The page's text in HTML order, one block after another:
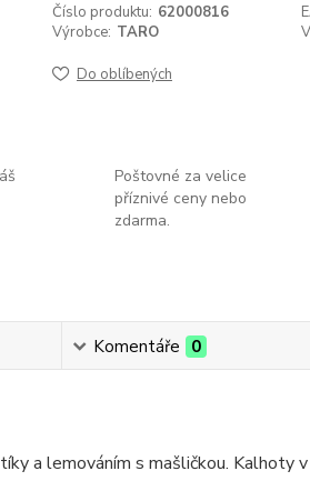
Číslo produktu: 62000816
Výrobce: TARO
Do oblíbených
Poštovné za velice
příznivé ceny nebo
zdarma.
Komentáře 0
a lemováním s mašličkou. Kalhoty